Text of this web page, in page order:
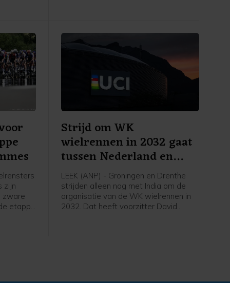
zijn
zware
etappe
Strijd om WK
wielrennen in 2032 gaat
tussen Nederland en
India
LEEK (ANP) - Groningen en Drenthe
strijden alleen nog met India om de
organisatie van de WK wielrennen in
2032. Dat heeft voorzitter David